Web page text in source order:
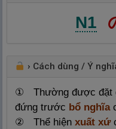
N1
› Cách dùng / Ý
① Thường được đặt
đứng trước bổ nghĩa
② Thể hiện xuất xứ